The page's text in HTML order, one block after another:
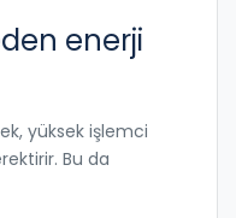
enerji
yüksek işlemci
Bu da